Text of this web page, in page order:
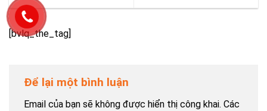
[bvlq_the_tag]
Để lại một bình luận
Email của bạn sẽ không được hiển thị công khai. Các